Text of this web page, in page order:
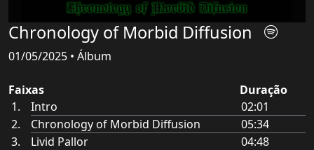
Chronology of Morbid Diffusion
01/05/2025 • Álbum
Faixas
Duração
Intro
02:01
Chronology of Morbid Diffusion
05:34
Livid Pallor
04:48